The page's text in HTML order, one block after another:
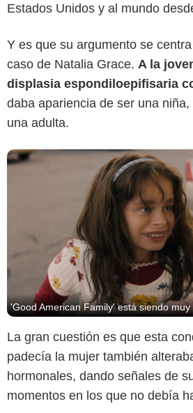
Estados Unidos y al mundo
Y es que su argumento se
caso de Natalia Grace. A la
displasia espondiloepifisaria
daba apariencia de ser una
una adulta.
'Good American Family' está siendo
La gran cuestión es que esta
padecía la mujer también
hormonales, dando señales de
momentos en los que no debía
Amazon Prime